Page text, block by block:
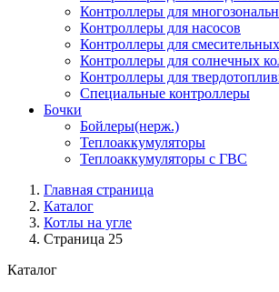
Контроллеры для
Контроллеры для насосов
Контроллеры для
Контроллеры для солнечных
Контроллеры для
Специальные контроллеры
Бочки
Бойлеры(нерж.)
Теплоаккумуляторы
Теплоаккумуляторы с ГВС
Главная страница
Каталог
Котлы на угле
Страница 25
Каталог